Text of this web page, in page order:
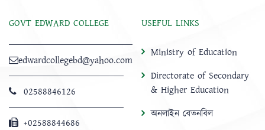
GOVT EDWARD COLLEGE
edwardcollegebd@yahoo.com
02588846126
+02588844686
USEFUL LINKS
Ministry of Education
Directorate of Secondary
& Higher Education
অনলাইন বেতনবিল